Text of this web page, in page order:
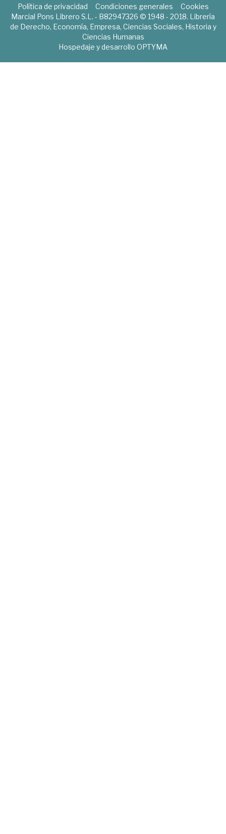
Política de privacidad Condiciones generales
Cookies
Marcial Pons Librero S.L. - B82947326 © 1948 - 2018. Librería
de Derecho, Economía, Empresa, Ciencias Sociales, Historia y
Ciencias Humanas
Hospedaje y desarrollo OPTYMA